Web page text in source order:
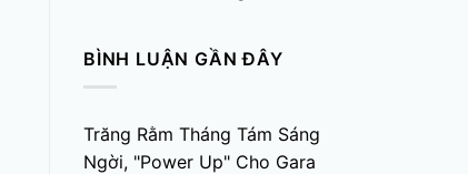
BÌNH LUẬN GẦN ĐÂY
Trăng Rằm Tháng Tám Sáng
Ngời, "Power Up" Cho Gara